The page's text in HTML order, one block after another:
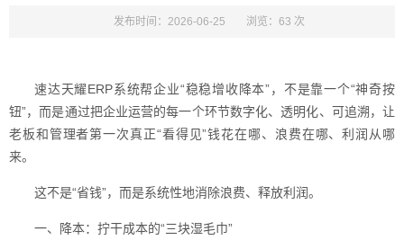
发布时间：2026-06-25 浏览：63 次
速达天耀ERP系统帮企业“稳稳增收降本”，不是靠一个“神奇按
钮”，而是通过把企业运营的每一个环节数字化、透明化、可追溯，让
老板和管理者第一次真正“看得见”钱花在哪、浪费在哪、利润从哪
来。
这不是“省钱”，而是系统性地消除浪费、释放利润。
一、降本：拧干成本的“三块湿毛巾”